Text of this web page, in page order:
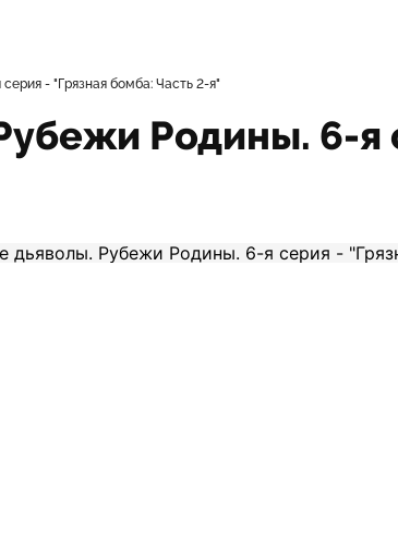
- "Грязная бомба: Часть 2-я"
Родины. 6-я